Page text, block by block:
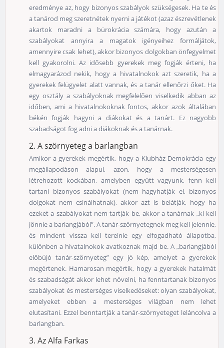
eredménye az, hogy bizonyos szabályok szükségesek. Ha te és
a tanárod meg szeretnétek nyerni a játékot (azaz észrevétlenek
akartok maradni a bürokrácia számára, hogy azután a
szabályokat annyira a magatok igényeihez formáljátok,
amennyire csak lehet), akkor bizonyos dolgokban önfegyelmet
kell gyakorolni. Az idősebb gyerekek meg fogják érteni, ha
elmagyarázod nekik, hogy a hivatalnokok azt szeretik, ha a
gyerekek felügyelet alatt vannak, és a tanár ellenőrzi őket. Ha
egy osztály a szabályoknak megfelelően viselkedik abban az
időben, ami a hivatalnokoknak fontos, akkor azok általában
békén fogják hagyni a diákokat és a tanárt. Ez nagyobb
szabadságot fog adni a diákoknak és a tanárnak.
2. A szörnyeteg a barlangban
Amikor a gyerekek megértik, hogy a Klubház Demokrácia egy
megállapodáson alapul, azon, hogy a mesterségesen
létrehozott kockában, amelyben együtt vagyunk, fenn kell
tartani bizonyos szabályokat (nem hagyhatják el, bizonyos
dolgokat nem csinálhatnak), akkor azt is belátják, hogy ha
ezeket a szabályokat nem tartják be, akkor a tanárnak „ki kell
jönnie a barlangjából”. A tanár-szörnyetegnek meg kell jelennie,
és mindent vissza kell terelnie egy elfogadható állapotba,
különben a hivatalnokok avatkoznak majd be. A „barlangjából
előbújó tanár-szörnyeteg” egy jó kép, amelyet a gyerekek
megértenek. Hamarosan megértik, hogy a gyerekek hatalmát
és szabadságát akkor lehet növelni, ha fenntartanak bizonyos
szabályokat és mesterséges viselkedéseket: olyan szabályokat,
amelyeket ebben a mesterséges világban nem lehet
elutasítani. Ezzel benntartják a tanár-szörnyeteget leláncolva a
barlangban.
3. Az Alfa Farkas